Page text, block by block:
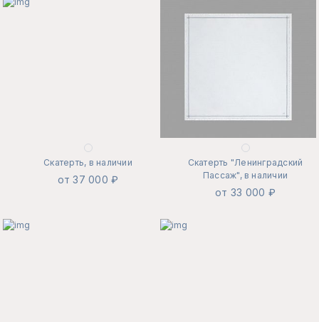
Скатерть, в наличии
от 37 000 ₽
Скатерть "Ленинградский
Пассаж", в наличии
от 33 000 ₽